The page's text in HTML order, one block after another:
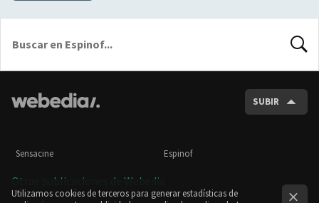
SUBIR
Sensacine Espinof
Otras publicaciones de Webedia
Utilizamos cookies de terceros para generar estadísticas de